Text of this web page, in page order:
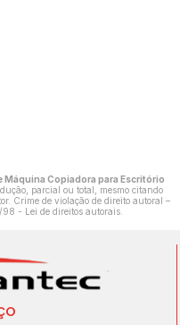
Máquina Copiadora para Escritório
parcial ou total, mesmo citando
Crime de violação de direito autoral –
98 - Lei de direitos autorais